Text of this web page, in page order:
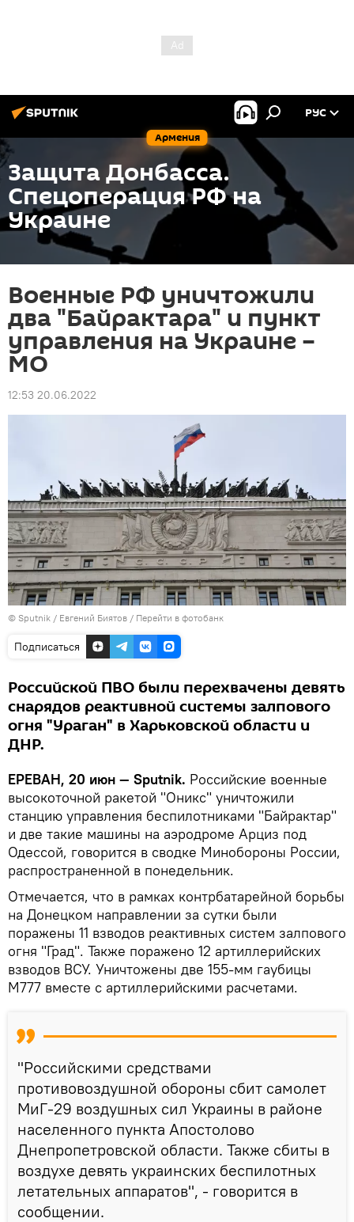
Армения
РУС
Защита Донбасса.
Спецоперация РФ на
Украине
Военные РФ уничтожили
два "Байрактара" и пункт
управления на Украине –
МО
12:53 20.06.2022
© Sputnik / Евгений Биятов / Перейти в фотобанк
Подписаться
Российской ПВО были перехвачены девять
снарядов реактивной системы залпового
огня "Ураган" в Харьковской области и
ДНР.
ЕРЕВАН, 20 июн — Sputnik. Российские военные
высокоточной ракетой "Оникс" уничтожили
станцию управления беспилотниками "Байрактар"
и две такие машины на аэродроме Арциз под
Одессой, говорится в сводке Минобороны России,
распространенной в понедельник.
Отмечается, что в рамках контрбатарейной борьбы
на Донецком направлении за сутки были
поражены 11 взводов реактивных систем залпового
огня "Град". Также поражено 12 артиллерийских
взводов ВСУ. Уничтожены две 155-мм гаубицы
М777 вместе с артиллерийскими расчетами.
"Российскими средствами
противовоздушной обороны сбит самолет
МиГ-29 воздушных сил Украины в районе
населенного пункта Апостолово
Днепропетровской области. Также сбиты в
воздухе девять украинских беспилотных
летательных аппаратов", - говорится в
сообщении.